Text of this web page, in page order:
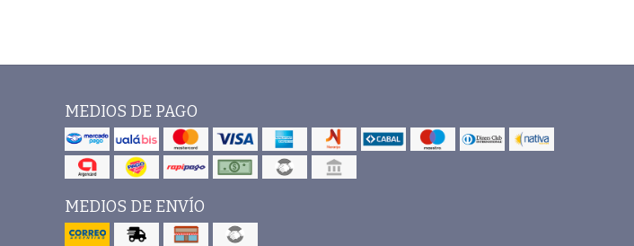
MEDIOS DE PAGO
MEDIOS DE ENVÍO